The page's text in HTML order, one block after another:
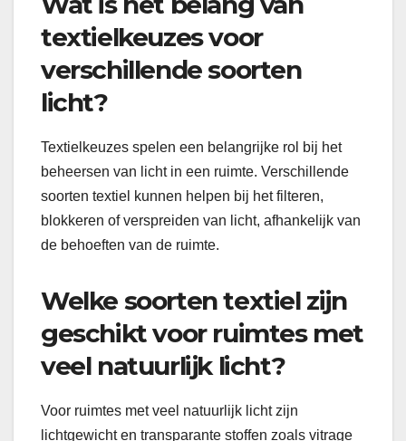
textielkeuzes voor
verschillende soorten
licht?
Textielkeuzes spelen een belangrijke rol bij het
beheersen van licht in een ruimte. Verschillende
soorten textiel kunnen helpen bij het filteren,
blokkeren of verspreiden van licht, afhankelijk van
de behoeften van de ruimte.
Welke soorten textiel zijn
geschikt voor ruimtes met
veel natuurlijk licht?
Voor ruimtes met veel natuurlijk licht zijn
lichtgewicht en transparante stoffen zoals vitrage